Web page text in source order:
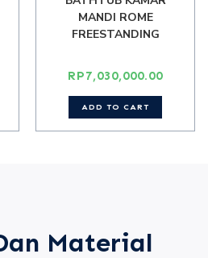
MANDI ROME
FREESTANDING
RP7,030,000.00
ADD TO CART
Material